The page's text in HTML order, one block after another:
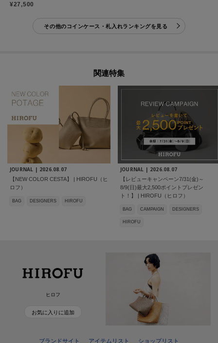
¥27,500
その他のコインケース・札入れランキングを見る
関連特集
JOURNAL | 2026.08.07
【NEW COLOR CESTA】 | HIROFU（ヒ
ロフ）
BAG DESIGNERS HIROFU
JOURNAL | 2026.08.07
【レビューキャンペーン7/31(金)～
8/9(日)最大2,500ポイントプレゼン
ト！】 | HIROFU（ヒロフ）
BAG CAMPAIGN DESIGNERS
HIROFU
ヒロフ
お気に入りに追加
ブランドサイト アイテムリスト ショップリスト